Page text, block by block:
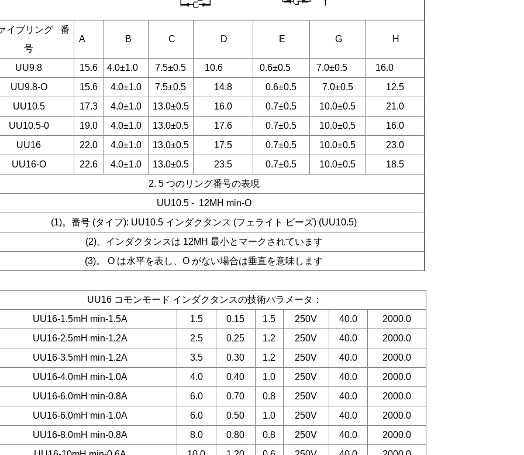
イブリング 番
号
A B C D E G H
UU9.8 15.6 4.0±1.0 7.5±0.5 10.6 0.6±0.5 7.0±0.5
16.0
UU9.8-O
15.6 4.0±1.0 7.5±0.5 14.8 0.6±0.5 7.0±0.5
12.5
UU10.5
17.3 4.0±1.0 13.0±0.5 16.0 0.7±0.5 10.0±0.5
21.0
UU10.5-0
19.0 4.0±1.0 13.0±0.5 17.6 0.7±0.5 10.0±0.5
16.0
UU16
22.0 4.0±1.0 13.0±0.5 17.5 0.7±0.5 10.0±0.5
23.0
UU16-O
22.6 4.0±1.0 13.0±0.5 23.5 0.7±0.5 10.0±0.5
18.5
2. 5 つのリング番号の表現
UU10.5 - 12MH min-O
(1)。番号 (タイプ): UU10.5 インダクタンス (フェライト ビーズ) (UU10.5)
(2)。インダクタンスは 12MH 最小とマークされています
(3)。 O は水平を表し、O がない場合は垂直を意味します
UU16 コモンモード インダクタンスの技術パラメータ：
UU16-1.5mH min-1.5A
1.5 0.15 1.5 250V 40.0
2000.0
UU16-2.5mH min-1.2A
2.5 0.25 1.2 250V 40.0
2000.0
UU16-3.5mH min-1.2A
3.5 0.30 1.2 250V 40.0
2000.0
UU16-4.0mH min-1.0A
4.0 0.40 1.0 250V 40.0
2000.0
UU16-6.0mH min-0.8A
6.0 0.70 0.8 250V 40.0
2000.0
UU16-6.0mH min-1.0A
6.0 0.50 1.0 250V 40.0
2000.0
UU16-8.0mH min-0.8A
8.0 0.80 0.8 250V 40.0
2000.0